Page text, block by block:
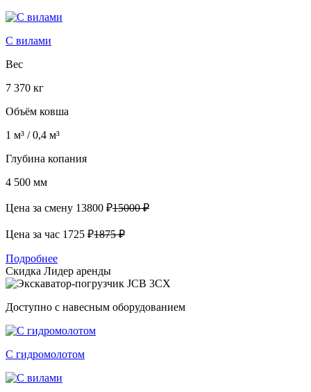
С вилами
Вес
7 370 кг
Объём ковша
1 м³ / 0,4 м³
Глубина копания
4 500 мм
Цена за смену 13800 ₽15000 ₽
Цена за час 1725 ₽1875 ₽
Подробнее
Скидка Лидер аренды
Доступно с навесным оборудованием
С гидромолотом